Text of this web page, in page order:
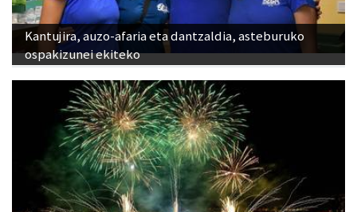
Kantujira, auzo-afaria eta dantzaldia, asteburuko
ospakizunei ekiteko